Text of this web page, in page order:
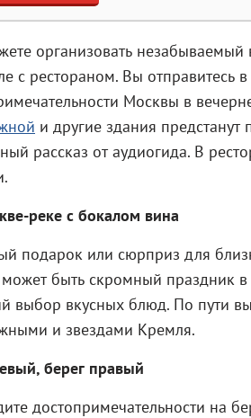
организовать
с рестораном. Вы отправитесь в
Москвы в
и другие здания
рассказ от аудиогида. В
реке с бокалом вина
подарок или сюрприз для
быть скромный праздник
выбор вкусных блюд. По пути
и звездами Кремля.
берег правый
достопримечательности на